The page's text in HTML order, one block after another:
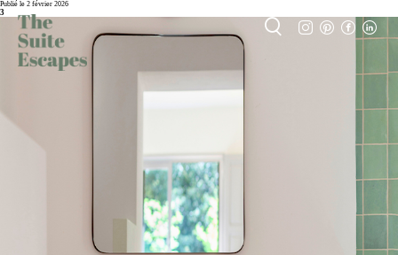
Publié le 2 février 2026
3